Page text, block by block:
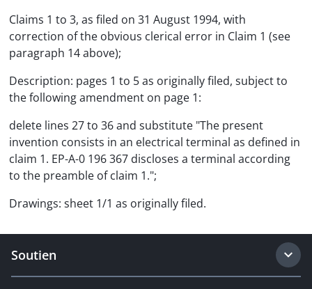
Claims 1 to 3, as filed on 31 August 1994, with
correction of the obvious clerical error in Claim 1 (see
paragraph 14 above);
Description: pages 1 to 5 as originally filed, subject to
the following amendment on page 1:
delete lines 27 to 36 and substitute "The present
invention consists in an electrical terminal as defined in
claim 1. EP-A-0 196 367 discloses a terminal according
to the preamble of claim 1.";
Drawings: sheet 1/1 as originally filed.
Soutien